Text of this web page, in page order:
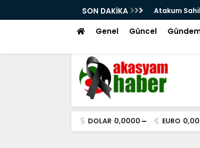
SON DAKİKA
Görmek İstemeyenler Sinagog Mu Kimliğimizle
Genel Güncel
DOLAR 0,0000 EURO